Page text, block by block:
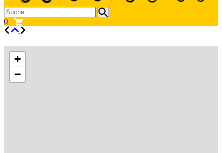
0
+
−